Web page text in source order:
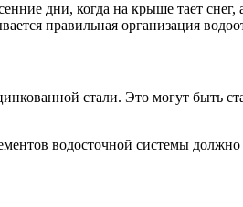
дни, когда на крыше тает
правильная организация
стали. Это могут быть
водосточной системы